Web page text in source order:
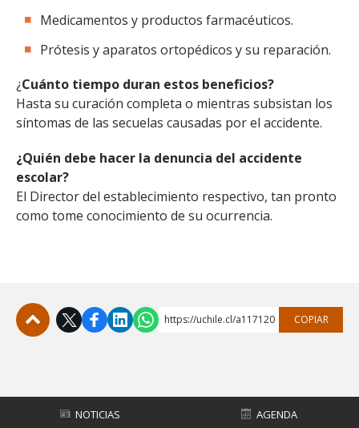
Medicamentos y productos farmacéuticos.
Prótesis y aparatos ortopédicos y su reparación.
¿Cuánto tiempo duran estos beneficios?
Hasta su curación completa o mientras subsistan los
síntomas de las secuelas causadas por el accidente.
¿Quién debe hacer la denuncia del accidente
escolar?
El Director del establecimiento respectivo, tan pronto
como tome conocimiento de su ocurrencia.
https://uchile.cl/a117120 COPIAR
NOTICIAS AGENDA